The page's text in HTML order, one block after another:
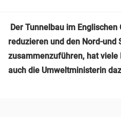
Der Tunnelbau im Englischen
reduzieren und den Nord-und
zusammenzuführen, hat
auch die Umweltministerin